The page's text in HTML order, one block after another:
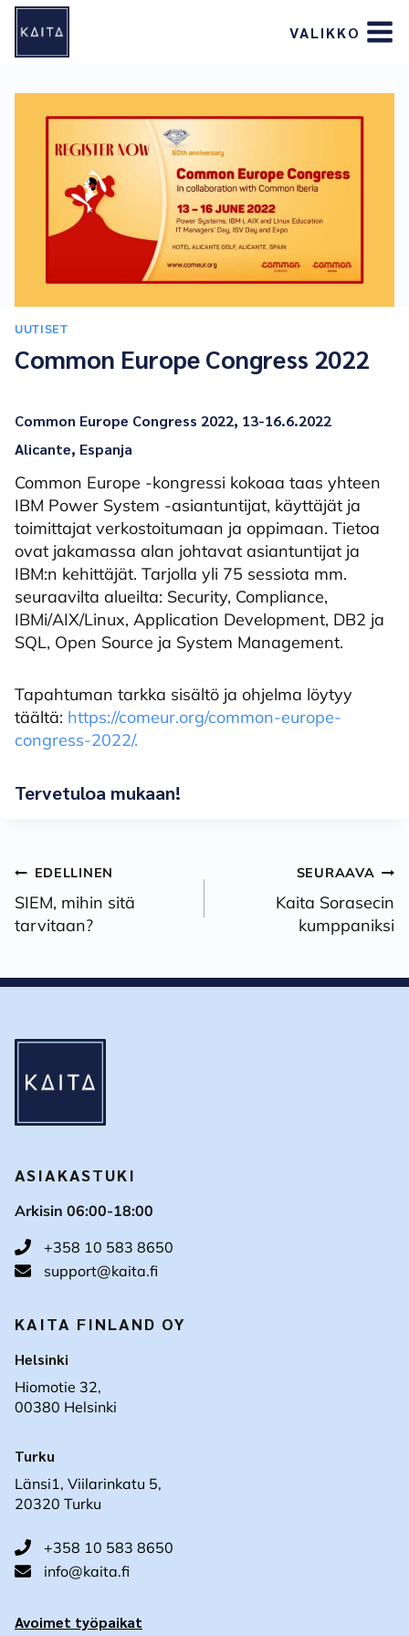
Siirry
sisältöön
VALIKKO
UUTISET
Common Europe Congress 2022
Common Europe Congress 2022, 13-16.6.2022
Alicante, Espanja
Common Europe -kongressi kokoaa taas yhteen
IBM Power System -asiantuntijat, käyttäjät ja
toimittajat verkostoitumaan ja oppimaan. Tietoa
ovat jakamassa alan johtavat asiantuntijat ja
IBM:n kehittäjät. Tarjolla yli 75 sessiota mm.
seuraavilta alueilta: Security, Compliance,
IBMi/AIX/Linux, Application Development, DB2 ja
SQL, Open Source ja System Management.
Tapahtuman tarkka sisältö ja ohjelma löytyy
täältä: https://comeur.org/common-europe-
congress-2022/.
Tervetuloa mukaan!
Artikkelien
selaus
EDELLINEN
SIEM, mihin sitä
tarvitaan?
SEURAAVA
Kaita Sorasecin
kumppaniksi
ASIAKASTUKI
Arkisin 06:00-18:00
+358 10 583 8650
support@kaita.fi
KAITA FINLAND OY
Helsinki
Hiomotie 32,
00380 Helsinki
Turku
Länsi1, Viilarinkatu 5,
20320 Turku
+358 10 583 8650
info@kaita.fi
Avoimet työpaikat